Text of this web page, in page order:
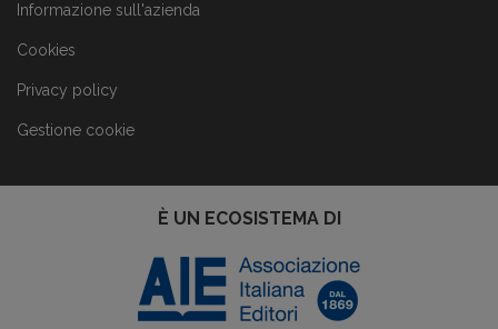
Informazione sull'azienda
Cookies
Privacy policy
Gestione cookie
È UN ECOSISTEMA DI